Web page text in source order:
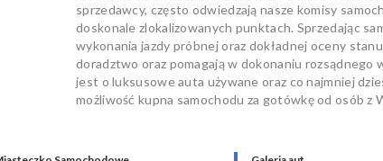
sprzedawcy, często odwiedzają nasze komisy
doskonale zlokalizowanych punktach. Sprzedając
wykonania jazdy próbnej oraz dokładnej oceny
doradztwo oraz pomagają w dokonaniu rozsądnego
jest o luksusowe auta używane oraz co najmniej
możliwość kupna samochodu za gotówkę od osób z